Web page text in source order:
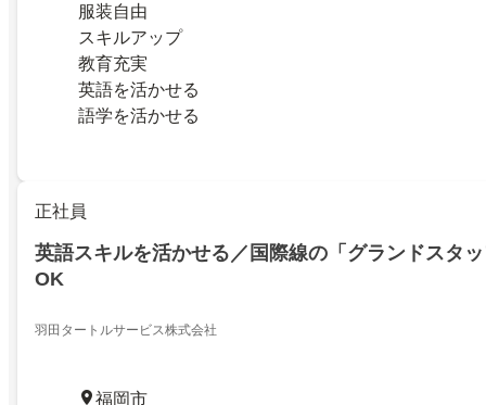
服装自由
スキルアップ
教育充実
英語を活かせる
語学を活かせる
正社員
英語スキルを活かせる／国際線の「グランドスタ
OK
羽田タートルサービス株式会社
福岡市